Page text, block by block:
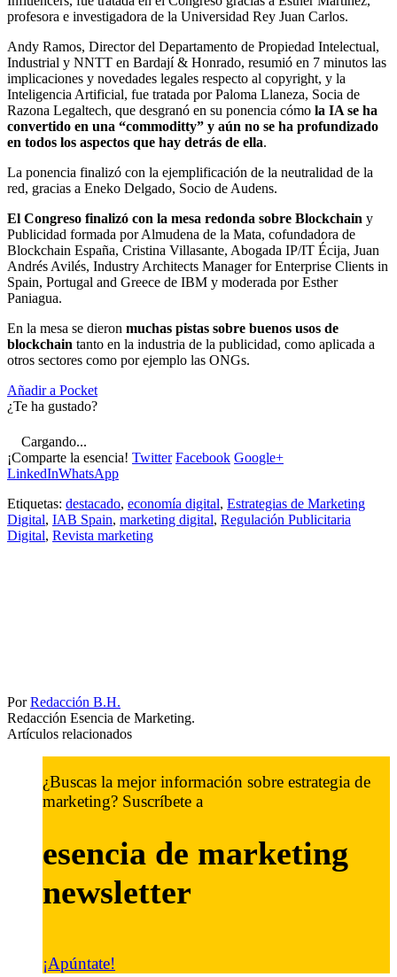
profesora e investigadora de la Universidad Rey Juan Carlos.
Andy Ramos, Director del Departamento de Propiedad Intelectual,
Industrial y NNTT en Bardají & Honrado, resumió en 7 minutos las
implicaciones y novedades legales respecto al copyright, y la
Inteligencia Artificial, fue tratada por Paloma Llaneza, Socia de
Razona Legaltech, que desgranó en su ponencia cómo la IA se ha
convertido en una “commoditty” y aún no se ha profundizado
en todos los aspectos que hay detrás de ella.
La ponencia finalizó con la ejemplificación de la neutralidad de la
red, gracias a Eneko Delgado, Socio de Audens.
El Congreso finalizó con la mesa redonda sobre Blockchain y
Publicidad formada por Almudena de la Mata, cofundadora de
Blockchain España, Cristina Villasante, Abogada IP/IT Écija, Juan
Andrés Avilés, Industry Architects Manager for Enterprise Clients in
Spain, Portugal and Greece de IBM y moderada por Esther
Paniagua.
En la mesa se dieron muchas pistas sobre buenos usos de
blockchain tanto en la industria de la publicidad, como aplicada a
otros sectores como por ejemplo las ONGs.
Añadir a Pocket
¿Te ha gustado?
Cargando...
¡Comparte la esencia! Twitter Facebook Google+
LinkedInWhatsApp
Etiquetas: destacado, economía digital, Estrategias de Marketing
Digital, IAB Spain, marketing digital, Regulación Publicitaria
Digital, Revista marketing
PorRedacción B.H.
Redacción Esencia de Marketing.
Artículos relacionados
¿Buscas la mejor información sobre estrategia de
marketing? Suscríbete a
esencia de marketing
newsletter
¡Apúntate!